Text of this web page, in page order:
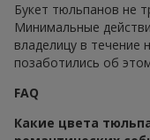
Букет тюльпанов не
Минимальные
владелицу в
позаботились об
FAQ
Какие цвета